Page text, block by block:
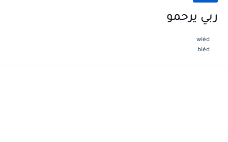
ربي يرحمو
wléd
bléd